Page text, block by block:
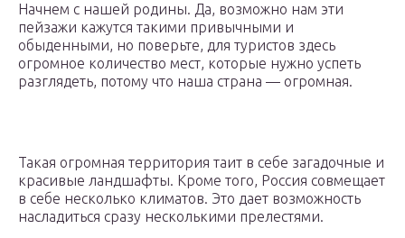
Начнем с нашей родины. Да, возможно нам эти
пейзажи кажутся такими привычными и
обыденными, но поверьте, для туристов здесь
огромное количество мест, которые нужно успеть
разглядеть, потому что наша страна — огромная.
Такая огромная территория таит в себе загадочные и
красивые ландшафты. Кроме того, Россия совмещает
в себе несколько климатов. Это дает возможность
насладиться сразу несколькими прелестями.